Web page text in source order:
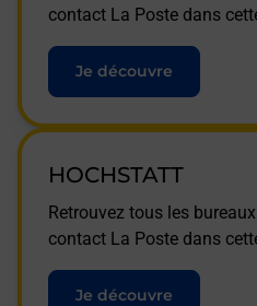
contact La Poste dans
Je découvre
HOCHSTATT
Retrouvez tous les
contact La Poste dans
Je découvre